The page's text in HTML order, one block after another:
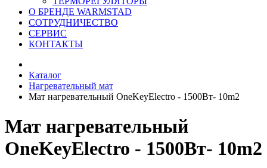
О БРЕНДЕ WARMSTAD
СОТРУДНИЧЕСТВО
СЕРВИC
КОНТАКТЫ
Каталог
Нагревательный мат
Мат нагревательный OneKeyElectro - 1500Вт- 10m2
Мат нагревательный
OneKeyElectro - 1500Вт- 10m2